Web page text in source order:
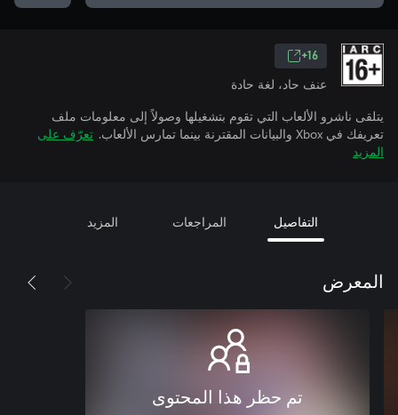
16+
عنف حاد، لغة حادة
يتلقى ناشرو الألعاب التي تقوم بتشغيلها وصولاً إلى معلومات ملف
تعريفك في Xbox والبيانات المقترنة بينما تمارس الألعاب.
تعرّف على
المزيد
التفاصيل المراجعات المزيد
المعرض
تم حظر هذا المحتوى